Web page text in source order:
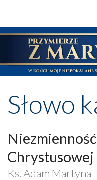
Słowo
Chrystusowej
Ks. Adam Martyna